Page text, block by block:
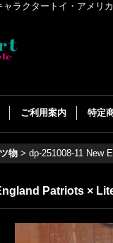
ャラクタートイ・アメ
ご利用案内 特定
物 > dp-251008-11 New
Patriots ×